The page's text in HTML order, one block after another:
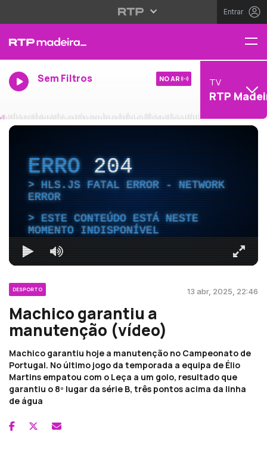
Entrar
Sem Filtros NO AR TV
RTP
ERRO204
HLS.JS FATAL ERROR - NETWORK
ERROR
ESTE CONTEÚDO ESTÁ NESTE
MOMENTO INDISPONÍVEL
DESPORTO 13 abr, 2025, 22:46
Machico garantiu a
manutenção (vídeo)
Machico garantiu hoje a manutenção no Campeonato de
Portugal. No último jogo da temporada a equipa de Élio
Martins empatou com o Leça a um golo, resultado que
garantiu o 8º lugar da série B, três pontos acima da linha
de água